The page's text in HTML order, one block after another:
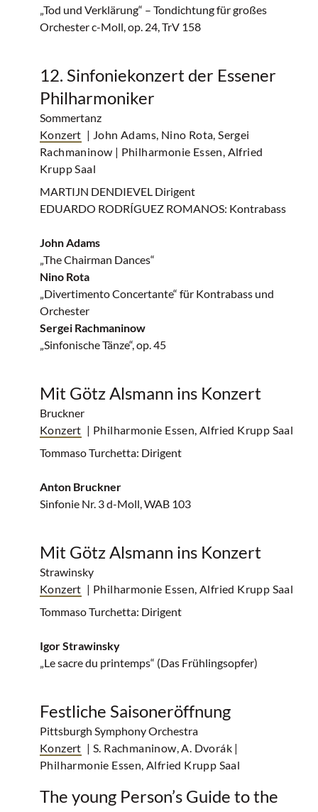
„Tod und Verklärung“ – Tondichtung für großes
Orchester c-Moll, op. 24, TrV 158
12. Sinfoniekonzert der Essener
Philharmoniker
Sommertanz
Konzert | John Adams, Nino Rota, Sergei
Rachmaninow | Philharmonie Essen, Alfried
Krupp Saal
MARTIJN DENDIEVEL Dirigent
EDUARDO RODRÍGUEZ ROMANOS: Kontrabass
John Adams
„The Chairman Dances“
Nino Rota
„Divertimento Concertante“ für Kontrabass und
Orchester
Sergei Rachmaninow
„Sinfonische Tänze“, op. 45
Mit Götz Alsmann ins Konzert
Bruckner
Konzert | Philharmonie Essen, Alfried Krupp Saal
Tommaso Turchetta: Dirigent
Anton Bruckner
Sinfonie Nr. 3 d-Moll, WAB 103
Mit Götz Alsmann ins Konzert
Strawinsky
Konzert | Philharmonie Essen, Alfried Krupp Saal
Tommaso Turchetta: Dirigent
Igor Strawinsky
„Le sacre du printemps“ (Das Frühlingsopfer)
Festliche Saisoneröffnung
Pittsburgh Symphony Orchestra
Konzert | S. Rachmaninow, A. Dvorák |
Philharmonie Essen, Alfried Krupp Saal
The young Person’s Guide to the